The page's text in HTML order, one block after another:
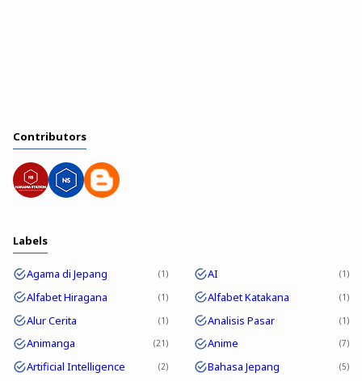
Contributors
Labels
Agama di Jepang 1 AI 1
Alfabet Hiragana 1 Alfabet Katakana 1
Alur Cerita 1 Analisis Pasar 1
Animanga 21 Anime 7
Artificial Intelligence 2 Bahasa Jepang 5